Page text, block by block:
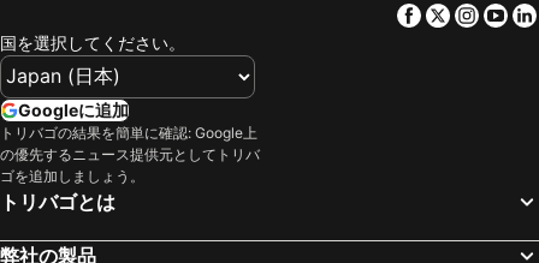
Facebook
Twitter
国を選択してください。
Googleに追加
トリバゴの結果を簡単に確認: Google上
の優先するニュース提供元としてトリバ
ゴを追加しましょう。
トリバゴとは
弊社の製品